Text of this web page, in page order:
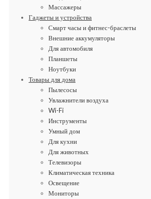
Массажеры
Гаджеты и устройства
Смарт часы и фитнес-браслеты
Внешние аккумуляторы
Для автомобиля
Планшеты
Ноутбуки
Товары для дома
Пылесосы
Увлажнители воздуха
Wi-Fi
Инструменты
Умный дом
Для кухни
Для животных
Телевизоры
Климатическая техника
Освещение
Мониторы